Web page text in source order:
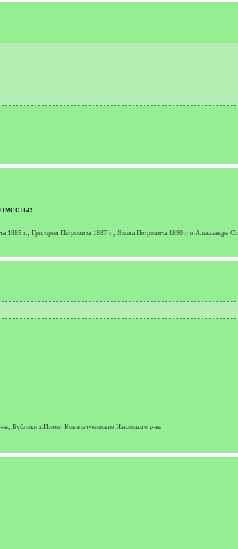
г., Григория Петровича 1887 г., Якова Петровича 1890 г и Александра
Бублики г.Изюм, Ковальчуковские Изюмского р-на